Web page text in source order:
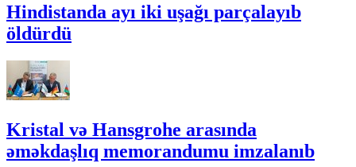
Hindistanda ayı iki uşağı parçalayıb
öldürdü
Kristal və Hansgrohe arasında
əməkdaşlıq memorandumu imzalanıb